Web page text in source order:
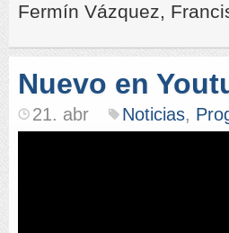
Fermín Vázquez,
Nuevo en
21. abr Noticias,